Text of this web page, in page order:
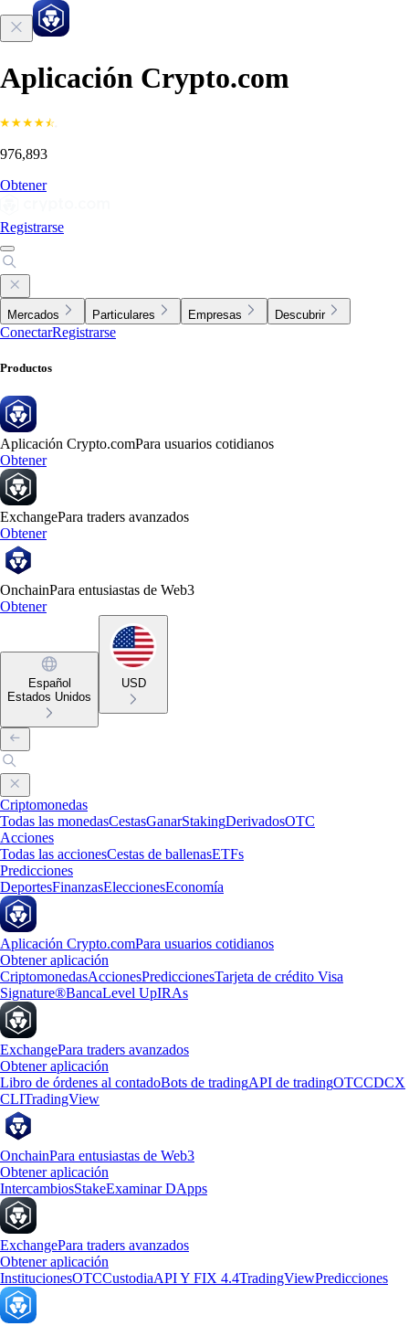
Aplicación Crypto.com
976,893
Obtener
Registrarse
Mercados Particulares Empresas Descubrir
ConectarRegistrarse
Productos
Aplicación Crypto.comPara usuarios cotidianos
Obtener
ExchangePara traders avanzados
Obtener
OnchainPara entusiastas de Web3
Obtener
Español
Estados Unidos
USD
Criptomonedas
Todas las monedasCestasGanarStakingDerivadosOTC
Acciones
Todas las accionesCestas de ballenasETFs
Predicciones
DeportesFinanzasEleccionesEconomía
Aplicación Crypto.comPara usuarios cotidianos
Obtener aplicación
CriptomonedasAccionesPrediccionesTarjeta de crédito Visa
Signature®BancaLevel UpIRAs
ExchangePara traders avanzados
Obtener aplicación
Libro de órdenes al contadoBots de tradingAPI de tradingOTCCDCX
CLITradingView
OnchainPara entusiastas de Web3
Obtener aplicación
IntercambiosStakeExaminar DApps
ExchangePara traders avanzados
Obtener aplicación
InstitucionesOTCCustodiaAPI Y FIX 4.4TradingViewPredicciones